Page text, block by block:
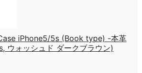
iPhone5/5s (Book type) -本革
ウォッシュド ダークブラウン)